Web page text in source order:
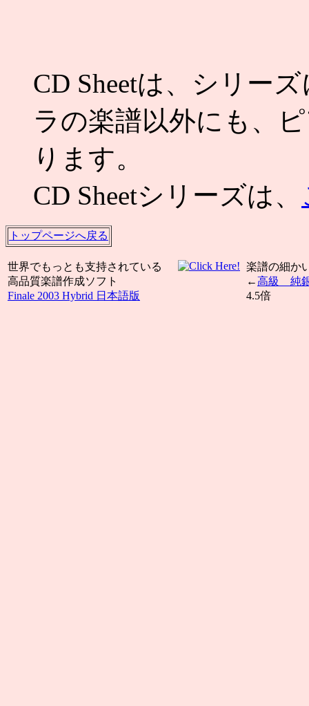
CD Sheetは、シリー
ラの楽譜以外にも、
ります。
CD Sheetシリーズは、
トップページへ戻る
世界でもっとも支持されている
高品質楽譜作成ソフト
Finale 2003 Hybrid 日本語版
楽譜の細か
←高級 純
4.5倍